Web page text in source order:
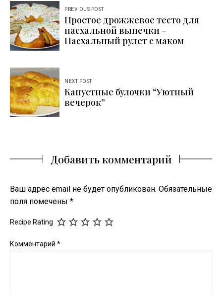
Навигация
по
записям
PREVIOUS POST
Простое дрожжевое тесто для
пасхальной выпечки –
Пасхальный рулет с маком
NEXT POST
Капустные булочки “Уютный
вечерок”
Добавить комментарий
Ваш адрес email не будет опубликован. Обязательные
поля помечены *
Recipe Rating
Комментарий *